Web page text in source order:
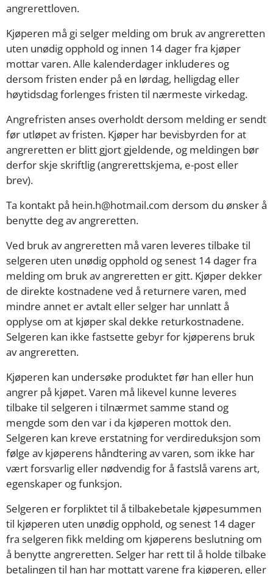
angrerettloven.
Kjøperen må gi selger melding om bruk av angreretten
uten unødig opphold og innen 14 dager fra kjøper
mottar varen. Alle kalenderdager inkluderes og
dersom fristen ender på en lørdag, helligdag eller
høytidsdag forlenges fristen til nærmeste virkedag.
Angrefristen anses overholdt dersom melding er sendt
før utløpet av fristen. Kjøper har bevisbyrden for at
angreretten er blitt gjort gjeldende, og meldingen bør
derfor skje skriftlig (angrerettskjema, e-post eller
brev).
Ta kontakt på hein.h@hotmail.com dersom du ønsker å
benytte deg av angreretten.
Ved bruk av angreretten må varen leveres tilbake til
selgeren uten unødig opphold og senest 14 dager fra
melding om bruk av angreretten er gitt. Kjøper dekker
de direkte kostnadene ved å returnere varen, med
mindre annet er avtalt eller selger har unnlatt å
opplyse om at kjøper skal dekke returkostnadene.
Selgeren kan ikke fastsette gebyr for kjøperens bruk
av angreretten.
Kjøperen kan undersøke produktet før han eller hun
angrer på kjøpet. Varen må likevel kunne leveres
tilbake til selgeren i tilnærmet samme stand og
mengde som den var i da kjøperen mottok den.
Selgeren kan kreve erstatning for verdireduksjon som
følge av kjøperens håndtering av varen, som ikke har
vært forsvarlig eller nødvendig for å fastslå varens art,
egenskaper og funksjon.
Selgeren er forpliktet til å tilbakebetale kjøpesummen
til kjøperen uten unødig opphold, og senest 14 dager
fra selgeren fikk melding om kjøperens beslutning om
å benytte angreretten. Selger har rett til å holde tilbake
betalingen til han har mottatt varene fra kjøperen, eller